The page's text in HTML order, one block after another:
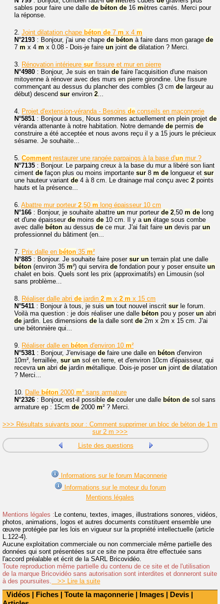
Vidéos | Fiches | Toute la maçonnerie | Images | Devis |
sables pour faire une dalle de béton de 16 mètres carrés. Merci pour
la réponse.
2. Joint dilatation chape béton de 7 m x 4 m
N°2193 : Bonjour, j'ai une chape de béton à faire dans mon garage de
7 m x 4 m x 0.08 - Dois-je faire un joint de dilatation ? Merci.
3. Rénovation intérieure sur fissure et mur en pierre
N°4980 : Bonjour, Je suis en train de faire l'acquisition d'une maison
mitoyenne à rénover avec des murs en pierre girondine. Une fissure
commençant au dessus du plancher des combles (3 cm de largeur au
début) descend sur environ 2...
4. Projet d'extension-véranda - Besoins de conseils en maçonnerie
N°5851 : Bonjour à tous, Nous sommes actuellement en plein projet de
véranda attenante à notre habitation. Notre demande de permis de
construire a été acceptée et nous avons reçu il y a 15 jours le précieux
sésame. Je souhaite...
5. Commentrestaurer une rangée parpaings à la base d'un mur ?
N°7135 : Bonjour. Le parpaing creux à la base du mur a libéré son liant
ciment de façon plus ou moins importante sur 8 m de longueur et sur
une hauteur variant de 4 à 8 cm. Le drainage mal conçu avec 2 points
hauts et la présence...
6. Abattre mur porteur 2,50 m long épaisseur 10 cm
N°166 : Bonjour, je souhaite abattre un mur porteur de 2,50 m de long
et d'une épaisseur de moins de 10 cm. Il y a un étage sous combe
avec dalle béton au dessus de ce mur. J'ai fait faire un devis par un
professionnel du bâtiment (en...
7. Prix dalle en béton 35 m²
N°885 : Bonjour. Je souhaite faire poser sur un terrain plat une dalle
béton (environ 35 m²) qui servira de fondation pour y poser ensuite un
chalet en bois. Quels sont les prix (approximatifs) en Limousin (sol
sans problème...
8. Réaliser dalle abri de jardin 2 m x 2 m x 15 cm
N°5411 : Bonjour à tous, je suis un tout nouvel inscrit sur le forum.
Voilà ma question : je dois réaliser une dalle béton pou y poser un abri
de jardin. Les dimensions de la dalle sont de 2m x 2m x 15 cm. J'ai
une bétonnière qui...
9. Réaliser dalle en béton d'environ 10 m²
N°5381 : Bonjour, J'envisage de faire une dalle en béton d'environ
10m², ferraillée, sur un sol en terre, et d'environ 10cm d'épaisseur, qui
recevra un abri de jardin métallique. Dois-je poser un joint de dilatation
? Merci...
10. Dalle béton 2000 m² sans armature
N°2326 : Bonjour, est-il possible de couler une dalle béton de sol sans
armature ep : 15cm de 2000 m² ? Merci.
>>> Résultats suivants pour : Comment supprimer un bloc de béton de 1 m
sur 2 m >>>
Liste des questions
Informations sur le forum Maçonnerie
Informations sur le moteur du forum
Mentions légales
Mentions légales : Le contenu, textes, images, illustrations sonores, vidéos,
photos, animations, logos et autres documents constituent ensemble une
œuvre protégée par les lois en vigueur sur la propriété intellectuelle (article
L.122-4).
Aucune exploitation commerciale ou non commerciale même partielle des
données qui sont présentées sur ce site ne pourra être effectuée sans
l'accord préalable et écrit de la SARL Bricovidéo.
Toute reproduction même partielle du contenu de ce site et de l'utilisation
de la marque Bricovidéo sans autorisation sont interdites et donneront suite
à des poursuites. >> Lire la suite